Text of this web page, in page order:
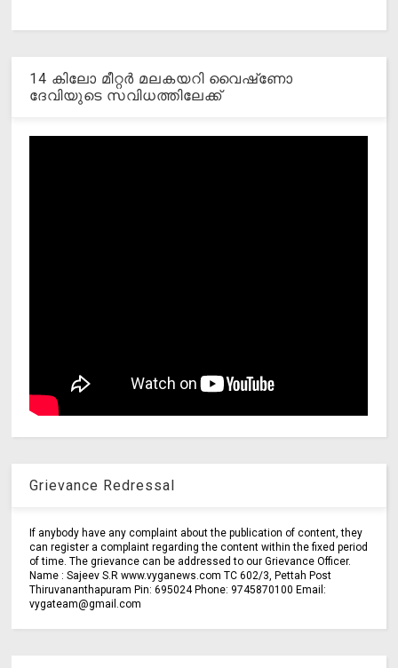
14 കിലോ മീറ്റര്‍ മലകയറി വൈഷ്‌ണോ
ദേവിയുടെ സവിധത്തിലേക്ക്
Grievance Redressal
If anybody have any complaint about the publication of content, they
can register a complaint regarding the content within the fixed period
of time. The grievance can be addressed to our Grievance Officer.
Name : Sajeev S.R www.vyganews.com TC 602/3, Pettah Post
Thiruvananthapuram Pin: 695024 Phone: 9745870100 Email:
vygateam@gmail.com